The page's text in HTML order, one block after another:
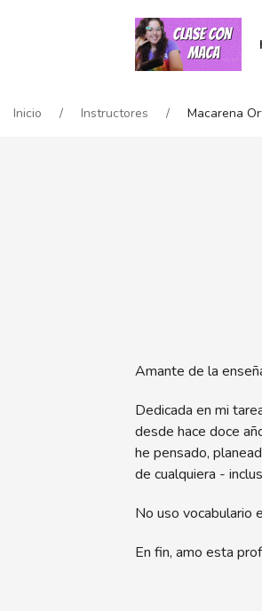
Inicio Instructores Macarena
Amante de la
Dedicada en mi
desde hace doce
he pensado,
de cualquiera -
No uso vocabulario
En fin, amo esta